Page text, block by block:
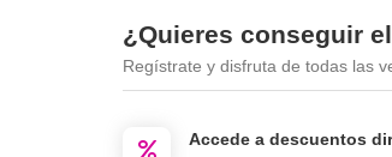
¿Quieres conseguir
Regístrate y disfruta de todas las
Accede a descuentos